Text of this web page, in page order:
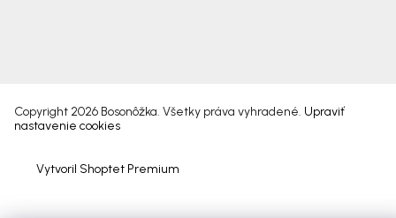
Vytvoril Shoptet Premium
Copyright 2026 Bosonôžka. Všetky práva vyhradené. Upraviť
nastavenie cookies